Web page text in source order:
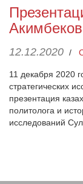
12.12.2020 /
11 декабря 2020
стратегических
презентация
политолога и
исследований